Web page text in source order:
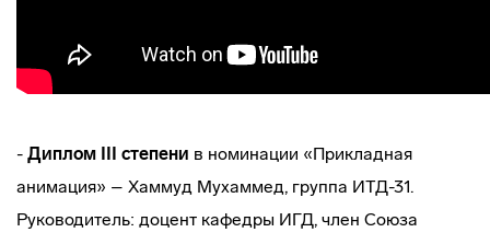
- Диплом III степени в номинации «Прикладная
анимация» – Хаммуд Мухаммед, группа ИТД-31.
Руководитель: доцент кафедры ИГД, член Союза